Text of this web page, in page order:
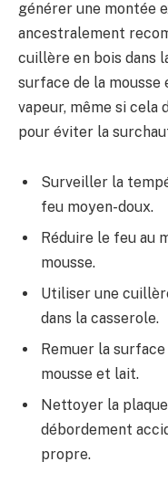
générer une montée
ancestralement
cuillère en bois dans
surface de la mousse
vapeur, même si cela
pour éviter la
Surveiller la
feu moyen-doux.
Réduire le feu au
mousse.
Utiliser une
dans la casserole.
Remuer la
mousse et lait.
Nettoyer la
débordement
propre.